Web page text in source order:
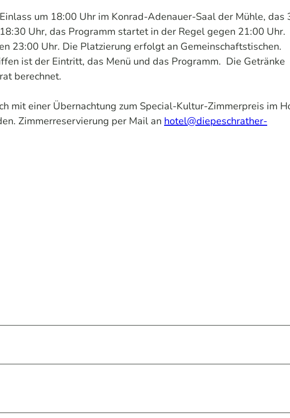
um 18:00 Uhr im Konrad-Adenauer-Saal der Mühle, das
Uhr, das Programm startet in der Regel gegen 21:00 Uhr.
23:00 Uhr. Die Platzierung erfolgt an Gemeinschaftstischen.
ist der Eintritt, das Menü und das Programm. Die Getränke
berechnet.
mit einer Übernachtung zum Special-Kultur-Zimmerpreis im
Zimmerreservierung per Mail an hotel@diepeschrather-